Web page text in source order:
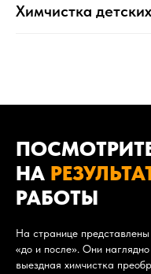
Химчистка
НА
РАБОТЫ
На странице
«до и после». Они
выездная химчистка